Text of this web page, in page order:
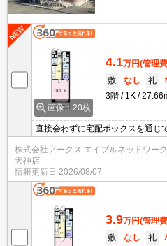
画像：20枚
4.1万円(管理
敷
なし 礼
3階
1K
直接会わずに宅配ボックスを通じ
者を装う不審者に対する対策にも
ートロック・TVインターホンなど
っちりです。室内設備は洗面所独
を備え付けています。駐車場がご
株式会社アークス エイブルネットワー
天神店
情報更新日 2026/08/07
3.9万円(管理
敷
なし 礼